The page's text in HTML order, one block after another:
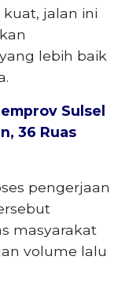
jalan ini
lebih baik
Sulsel
36 Ruas
pengerjaan
masyarakat
volume lalu